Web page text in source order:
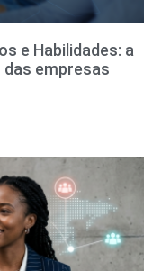
e Habilidades: a
empresas